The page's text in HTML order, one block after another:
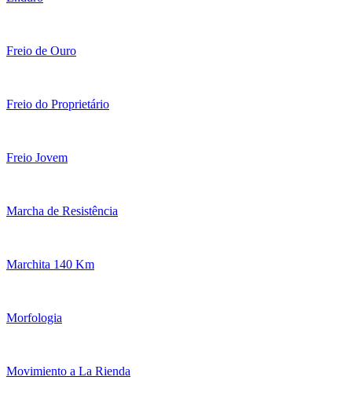
Freio de Ouro
Freio do Proprietário
Freio Jovem
Marcha de Resistência
Marchita 140 Km
Morfologia
Movimiento a La Rienda